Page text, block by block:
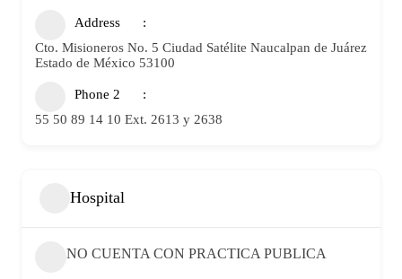
Address
Cto. Misioneros No. 5 Ciudad Satélite Naucalpan de Juárez
Estado de México 53100
Phone 2
55 50 89 14 10 Ext. 2613 y 2638
Hospital
NO CUENTA CON PRACTICA PUBLICA